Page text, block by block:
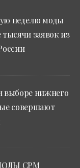
неделю моды
тысячи заявок из
выборе нижнего
совершают
CPM